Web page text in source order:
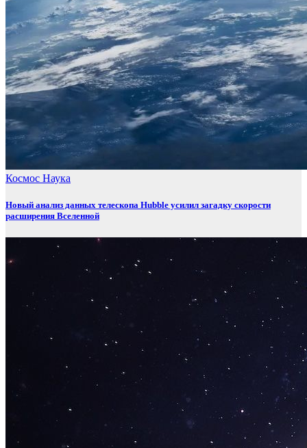
Космос Наука
Новый анализ данных телескопа Hubble усилил загадку скорости
расширения Вселенной